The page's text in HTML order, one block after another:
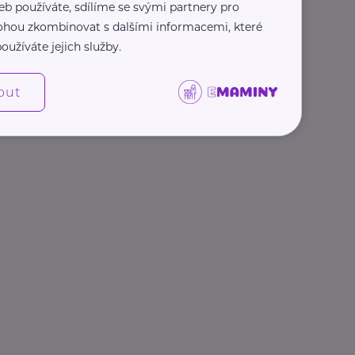
používáte, sdílíme se svými partnery pro
zkombinovat s dalšími informacemi, které
jejich služby.